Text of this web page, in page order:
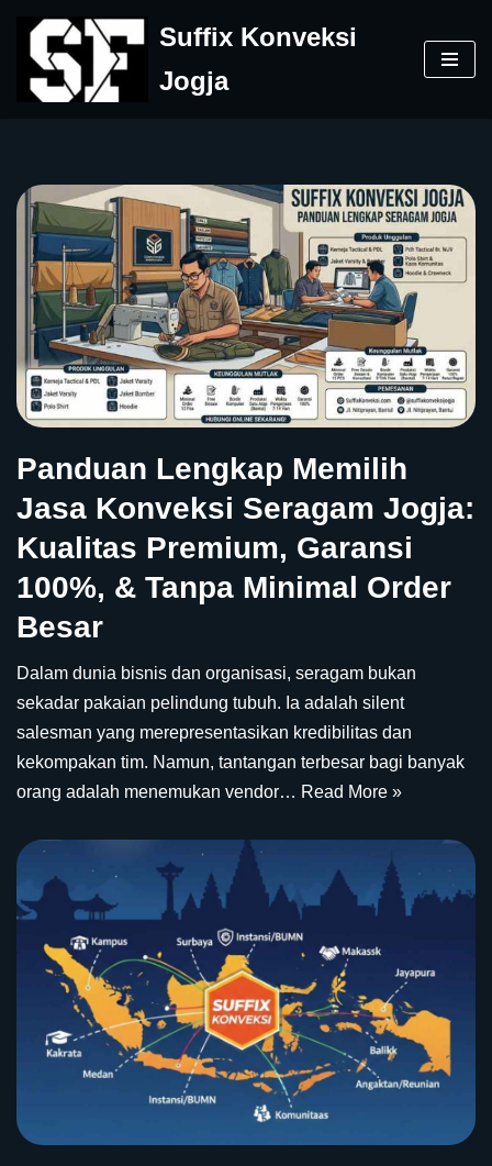
Skip
to
Suffix Konveksi
Jogja
Panduan Lengkap Memilih
Jasa Konveksi Seragam Jogja:
Kualitas Premium, Garansi
100%, & Tanpa Minimal Order
Besar
Dalam dunia bisnis dan organisasi, seragam bukan
sekadar pakaian pelindung tubuh. Ia adalah silent
salesman yang merepresentasikan kredibilitas dan
kekompakan tim. Namun, tantangan terbesar bagi banyak
orang adalah menemukan vendor… Read More »